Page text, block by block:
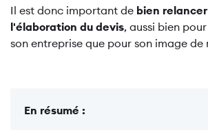
Il est donc important de bien
l'élaboration du devis, aussi bien
son entreprise que pour son image de
En résumé :